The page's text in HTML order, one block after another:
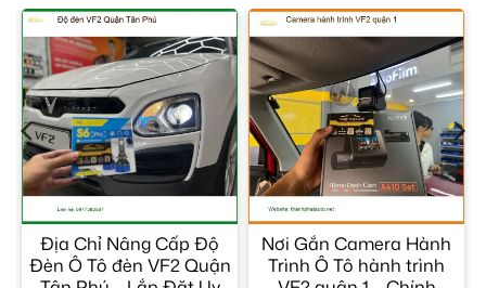
Địa Chỉ Nâng Cấp Độ
Đèn Ô Tô đèn VF2 Quận
Nơi Gắn Camera Hành
Trình Ô Tô hành trình